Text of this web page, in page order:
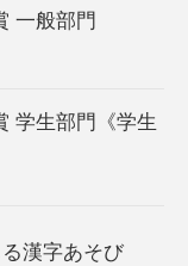
一般部門
学生部門《学生
漢字あそび